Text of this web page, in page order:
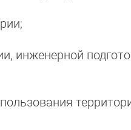
инженерной